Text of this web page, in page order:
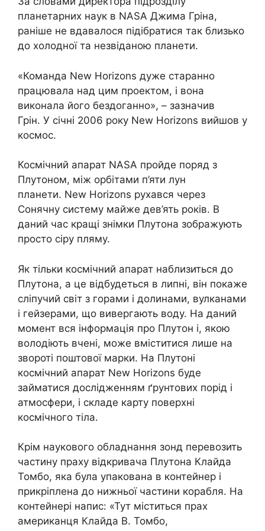
планетарних наук в NASA Джима Гріна,
раніше не вдавалося підібратися так близько
до холодної та незвіданою планети.
«Команда New Horizons дуже старанно
працювала над цим проектом, і вона
виконала його бездоганно», – зазначив
Грін. У січні 2006 року New Horizons вийшов у
космос.
Космічний апарат NASA пройде поряд з
Плутоном, між орбітами п’яти лун
планети. New Horizons рухався через
Сонячну систему майже дев’ять років. В
даний час кращі знімки Плутона зображують
просто сіру пляму.
Як тільки космічний апарат наблизиться до
Плутона, а це відбудеться в липні, він покаже
сліпучий світ з горами і долинами, вулканами
і гейзерами, що вивергають воду. На даний
момент вся інформація про Плутон і, якою
володіють вчені, може вміститися лише на
звороті поштової марки. На Плутоні
космічний апарат New Horizons буде
займатися дослідженням ґрунтових порід і
атмосфери, і складе карту поверхні
космічного тіла.
Крім наукового обладнання зонд перевозить
частину праху відкривача Плутона Клайда
Томбо, яка була упакована в контейнер і
прикріплена до нижньої частини корабля. На
контейнері напис: «Тут міститься прах
американця Клайда В. Томбо,